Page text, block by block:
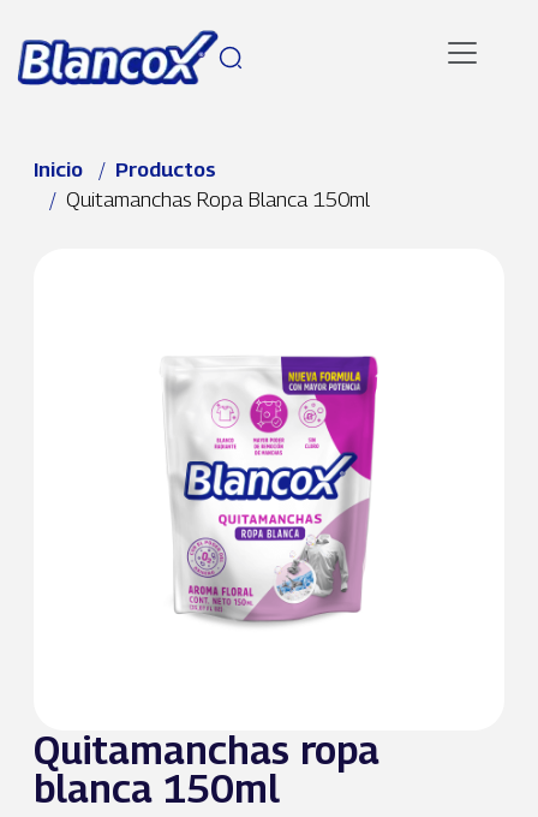
Ruta de navegación
Inicio
Productos
Quitamanchas Ropa Blanca 150ml
Quitamanchas ropa
blanca 150ml